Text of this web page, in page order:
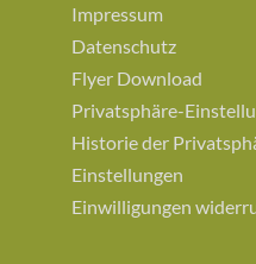
Impressum
Datenschutz
Flyer Download
Privatsphäre-
Historie der
Einstellungen
Einwilligungen